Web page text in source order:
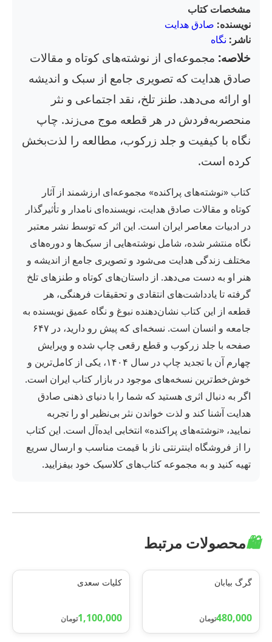
مشخصات کتاب
نویسنده: صادق هدایت
ناشر: نگاه
خلاصه: مجموعه‌ای از نوشته‌های کوتاه و مقالات
صادق هدایت که تصویری جامع از سبک و اندیشه
او ارائه می‌دهد. طنز تلخ، نقد اجتماعی و نثر
منحصربه‌فردش در هر قطعه موج می‌زند. چاپ
نگاه با کیفیت و جلد زرکوب، مطالعه را لذت‌بخش
کرده است.
کتاب «نوشته‌های پراکنده» مجموعه‌ای ارزشمند از آثار
کوتاه و مقالات صادق هدایت، نویسنده‌ای نامدار و تأثیرگذار
در ادبیات معاصر ایران است. این اثر که توسط نشر معتبر
نگاه منتشر شده، شامل نوشته‌هایی از سبک‌ها و دوره‌های
مختلف زندگی هدایت می‌شود و تصویری جامع از اندیشه و
هنر او به دست می‌دهد. از داستان‌های کوتاه و طنزهای تلخ
گرفته تا یادداشت‌های انتقادی و تحقیقات فرهنگی، هر
قطعه از این کتاب نشان‌دهنده نبوغ و نگاه عمیق نویسنده به
جامعه و انسان است. نسخه‌ای که پیش رو دارید، در ۶۴۷
صفحه با جلد زرکوب و قطع رقعی چاپ شده و ویرایش
چهارم آن با تجدید چاپ در سال ۱۴۰۴، یکی از کامل‌ترین و
خوش‌خط‌ترین نسخه‌های موجود در بازار کتاب ایران است.
اگر به دنبال اثری هستید که شما را با دنیای ذهنی صادق
هدایت آشنا کند و لذت خواندن نثر بی‌نظیر او را تجربه
نمایید، «نوشته‌های پراکنده» انتخابی ایده‌آل است. این کتاب
را از فروشگاه اینترنتی ناز با قیمت مناسب و ارسال سریع
تهیه کنید و به مجموعه کتاب‌های کلاسیک خود بیفزایید.
🛍️محصولات مرتبط
گرگ بیابان
480,000تومان
کلیات سعدی
1,100,000تومان